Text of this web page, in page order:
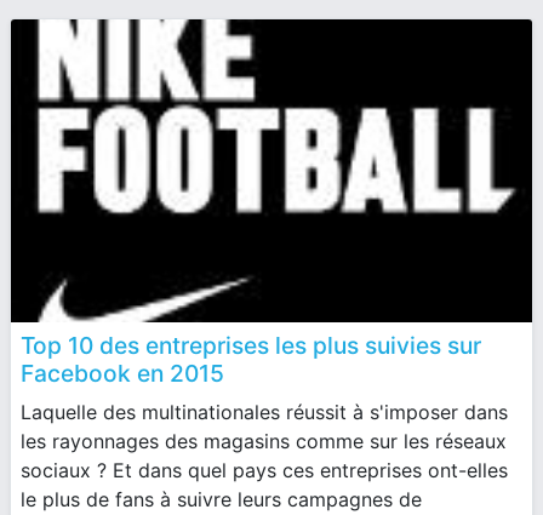
Top 10 des entreprises les plus suivies sur
Facebook en 2015
Laquelle des multinationales réussit à s'imposer dans
les rayonnages des magasins comme sur les réseaux
sociaux ? Et dans quel pays ces entreprises ont-elles
le plus de fans à suivre leurs campagnes de